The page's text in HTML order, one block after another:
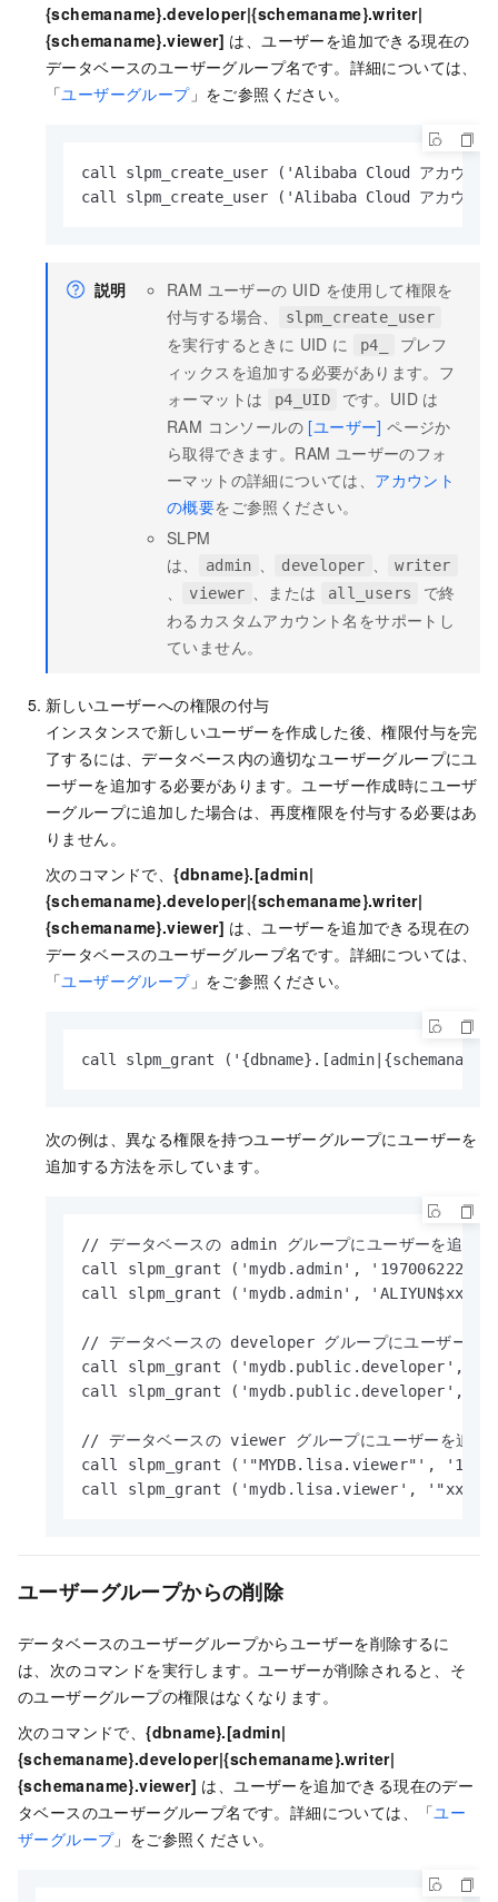
{schemaname}.developer|{schemaname}.writer|
{schemaname}.viewer] は、ユーザーを追加できる現在の
データベースのユーザーグループ名です。詳細については、
「ユーザーグループ」をご参照ください。
call slpm_create_user ('Alibaba Cloud アカウント
call slpm_create_user ('Alibaba Cloud アカウント
説明
RAM ユーザーの UID を使用して権限を
付与する場合、
slpm_create_user
を実行するときに UID に p4_
プレフ
ィックスを追加する必要があります。フ
ォーマットは
p4_UID
です。UID は
RAM コンソールの[ユーザー] ページか
ら取得できます。RAM ユーザーのフォ
ーマットの詳細については、 アカウント
の概要をご参照ください。
SLPM
は、
admin 、 developer 、 writer
、 viewer 、または all_users
で終
わるカスタムアカウント名をサポートし
ていません。
新しいユーザーへの権限の付与
インスタンスで新しいユーザーを作成した後、権限付与を完
了するには、データベース内の適切なユーザーグループにユ
ーザーを追加する必要があります。ユーザー作成時にユーザ
ーグループに追加した場合は、再度権限を付与する必要はあ
りません。
次のコマンドで、{dbname}.[admin|
{schemaname}.developer|{schemaname}.writer|
{schemaname}.viewer] は、ユーザーを追加できる現在の
データベースのユーザーグループ名です。詳細については、
「ユーザーグループ」をご参照ください。
call slpm_grant
次の例は、異なる権限を持つユーザーグループにユーザーを
追加する方法を示しています。
// データベースの admin グループにユーザーを追加し
call slpm_grant ('mydb.admin',
call slpm_grant ('mydb.admin', 'ALIYUN$xxx'); //
// データベースの developer グループにユーザーを
call slpm_grant ('mydb.public.developer',
call slpm_grant ('mydb.public.developer',
// データベースの viewer グループにユーザーを追加
call slpm_grant ('"MYDB.lisa.viewer"',
call slpm_grant ('mydb.lisa.viewer',
ユーザーグループからの削除
データベースのユーザーグループからユーザーを削除するに
は、次のコマンドを実行します。ユーザーが削除されると、そ
のユーザーグループの権限はなくなります。
次のコマンドで、{dbname}.[admin|
{schemaname}.developer|{schemaname}.writer|
{schemaname}.viewer] は、ユーザーを追加できる現在のデー
タベースのユーザーグループ名です。詳細については、「ユー
ザーグループ」をご参照ください。